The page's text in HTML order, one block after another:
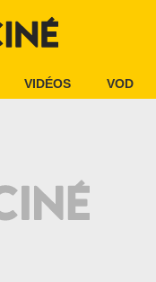
VIDÉOS VOD